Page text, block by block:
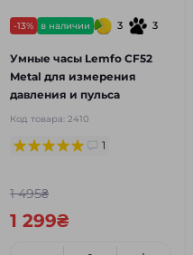
-13% в наличии 3 3
Умные часы Lemfo CF52
Metal для измерения
давления и пульса
Код товара: 2410
1
1 495₴
1 299₴